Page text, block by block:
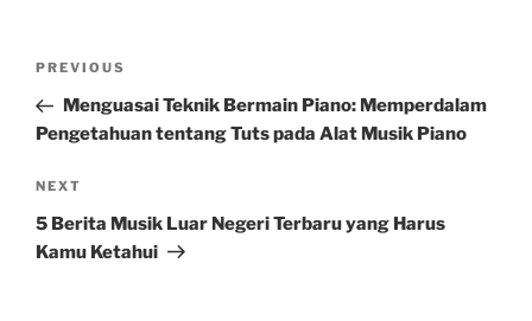
Previous
Post
PREVIOUS
Menguasai Teknik Bermain Piano: Memperdalam
Pengetahuan tentang Tuts pada Alat Musik Piano
Next
Post
NEXT
5 Berita Musik Luar Negeri Terbaru yang Harus
Kamu Ketahui